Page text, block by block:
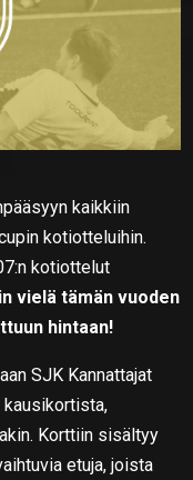
kaikkiin
kotiotteluihin.
kotiottelut
vielä tämän vuoden
hintaan!
SJK Kannattajat
kausikortista,
Korttiin sisältyy
etuja, joista